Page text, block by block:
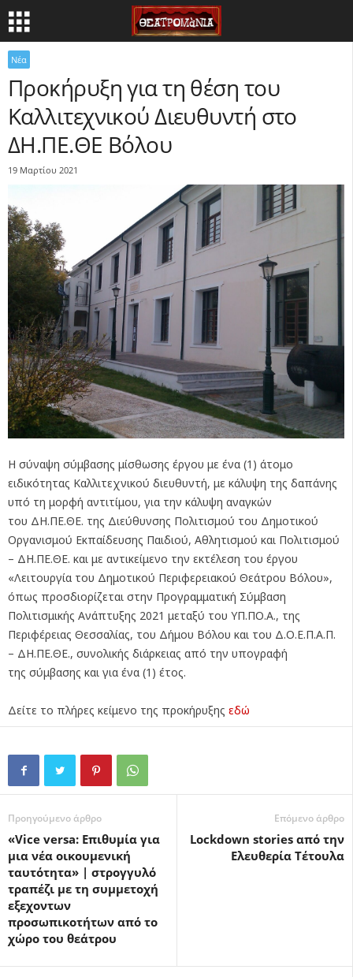
Νέα
Προκήρυξη για τη θέση του
Καλλιτεχνικού Διευθυντή στο
ΔΗ.ΠΕ.ΘΕ Βόλου
19 Μαρτίου 2021
Η σύναψη σύμβασης μίσθωσης έργου με ένα (1) άτομο
ειδικότητας Καλλιτεχνικού διευθυντή, με κάλυψη της δαπάνης
υπό τη μορφή αντιτίμου, για την κάλυψη αναγκών
του ΔΗ.ΠΕ.ΘΕ. της Διεύθυνσης Πολιτισμού του Δημοτικού
Οργανισμού Εκπαίδευσης Παιδιού, Αθλητισμού και Πολιτισμού
– ΔΗ.ΠΕ.ΘΕ. και με αντικείμενο την εκτέλεση του έργου
«Λειτουργία του Δημοτικού Περιφερειακού Θεάτρου Βόλου»,
όπως προσδιορίζεται στην Προγραμματική Σύμβαση
Πολιτισμικής Ανάπτυξης 2021 μεταξύ του ΥΠ.ΠΟ.Α., της
Περιφέρειας Θεσσαλίας, του Δήμου Βόλου και του Δ.Ο.Ε.Π.Α.Π.
– ΔΗ.ΠΕ.ΘΕ., συνολικής διάρκειας από την υπογραφή
της σύμβασης και για ένα (1) έτος.
Δείτε το πλήρες κείμενο της προκήρυξης εδώ
Προηγούμενο άρθρο
«Vice versa: Επιθυμία για
μια νέα οικουμενική
ταυτότητα» | στρογγυλό
τραπέζι με τη συμμετοχή
εξεχοντων
προσωπικοτήτων από το
χώρο του θεάτρου
Επόμενο άρθρο
Lockdown stories από την
Ελευθερία Τέτουλα